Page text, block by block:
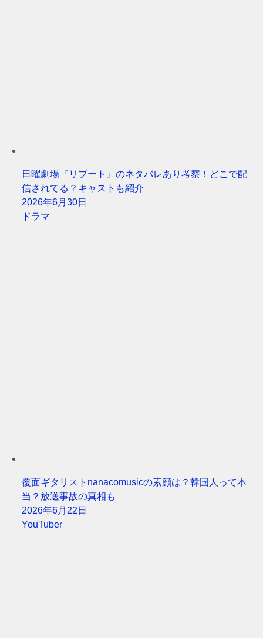
日曜劇場『リブート』のネタバレあり考察！どこで配
信されてる？キャストも紹介
2026年6月30日
ドラマ
覆面ギタリストnanacomusicの素顔は？韓国人って本
当？放送事故の真相も
2026年6月22日
YouTuber